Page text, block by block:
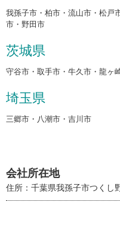
我孫子市・柏市・流山市・松戸
市・野田市
茨城県
守谷市・取手市・牛久市・龍ヶ
埼玉県
三郷市・八潮市・吉川市
会社所在地
住所：千葉県我孫子市つくし